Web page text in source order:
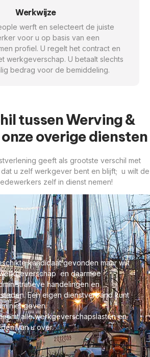
Werkwijze
werft en selecteert de juiste
voor u op basis van een
profiel. U regelt het contract en
werkgeverschap. U betaalt slechts
bedrag voor de bemiddeling.
tussen Werving &
overige diensten
geeft als grootste verschil met
u zelf werkgever bent en blijft; u wilt de
zelf in dienst nemen!
kandidaat gevonden maar wilt
en daarmee
handelingen en
Een eigen dienstverband kunt
niet geven.
alle werkgeverschapslasten en
van u over.